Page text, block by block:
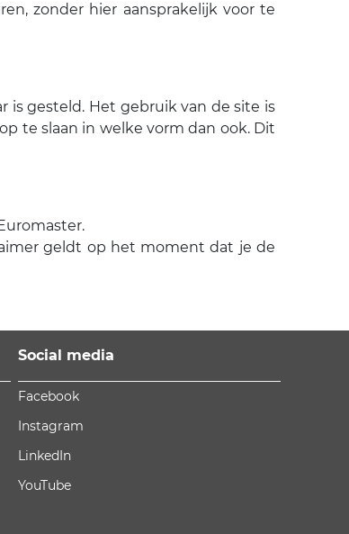
zonder hier aansprakelijk voor te
is gesteld. Het gebruik van de site is
te slaan in welke vorm dan ook. Dit
geldt op het moment dat je de
Social media
Facebook
Instagram
LinkedIn
YouTube